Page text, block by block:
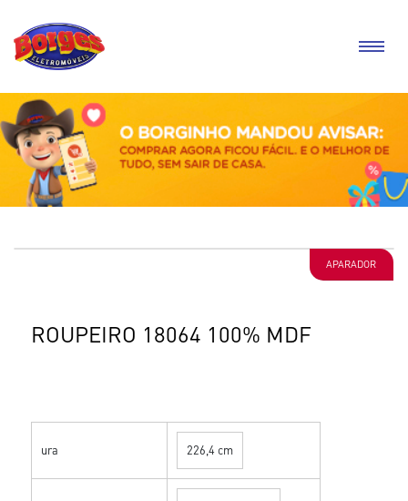
APARADOR
ROUPEIRO 18064 100% MDF
ura 226,4 cm